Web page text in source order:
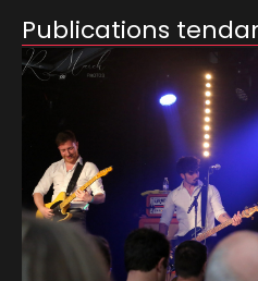
Publications